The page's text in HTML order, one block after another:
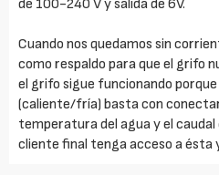
de 100-240 V y salida de 6V.
Cuando nos quedamos sin
como respaldo para que el grifo
el grifo sigue funcionando
(caliente/fría) basta con
temperatura del agua y el
cliente final tenga acceso a ésta